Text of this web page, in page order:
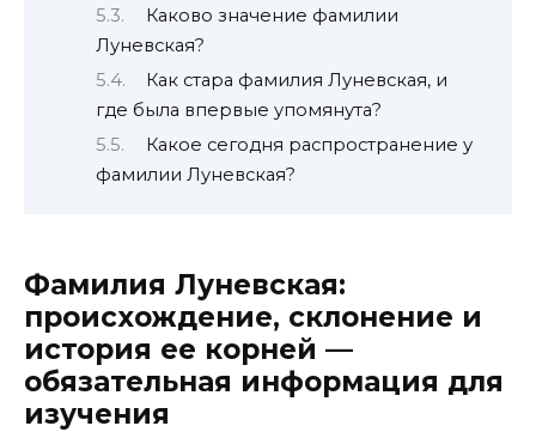
Каково значение фамилии
Луневская?
Как стара фамилия Луневская, и
где была впервые упомянута?
Какое сегодня распространение у
фамилии Луневская?
Фамилия Луневская:
происхождение, склонение и
история ее корней —
обязательная информация для
изучения